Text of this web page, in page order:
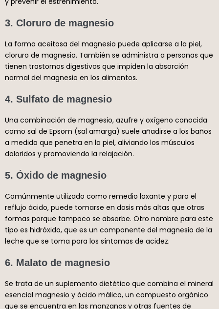
3. Cloruro de magnesio
La forma aceitosa del magnesio puede aplicarse a la piel,
cloruro de magnesio. También se administra a personas que
tienen trastornos digestivos que impiden la absorción
normal del magnesio en los alimentos.
4. Sulfato de magnesio
Una combinación de magnesio, azufre y oxígeno conocida
como sal de Epsom (sal amarga) suele añadirse a los baños
a medida que penetra en la piel, aliviando los músculos
doloridos y promoviendo la relajación.
5. Óxido de magnesio
Comúnmente utilizado como remedio laxante y para el
reflujo ácido, puede tomarse en dosis más altas que otras
formas porque tampoco se absorbe. Otro nombre para este
tipo es hidróxido, que es un componente del magnesio de la
leche que se toma para los síntomas de acidez.
6. Malato de magnesio
Se trata de un suplemento dietético que combina el mineral
esencial magnesio y ácido málico, un compuesto orgánico
que se encuentra en las manzanas y otras fuentes de